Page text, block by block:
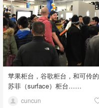
苹果柜台，谷歌柜台，和可伶的
苏菲（surface）柜台……
cuncun